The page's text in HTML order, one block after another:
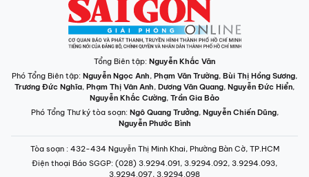
Tổng Biên tập:Nguyễn Khắc Văn
Nguyễn Ngọc Anh,Phạm Văn Trường
Phạm Thị Vân Anh ,Dương Văn Quang
Nguyễn Khắc Cường,Trần Gia Bảo
Phó Tổng Thư ký tòa soạn: Ngô Quang Trưởng Nguyễn Chiến Dũng
Nguyễn Phước Bình
: 432-434 Nguyễn Thị Minh Khai, Phường Bàn Cờ, TP.HCM
Điện thoại Báo SGGP : (028) 3.9294.091, 3.9294.092, 3.9294.093,
3.9294.097, 3.9294.098
Điện thoại Tòa soạn Báo Điện tử: 08 65 11 22 55